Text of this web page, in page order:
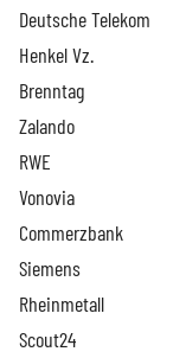
Deutsche Telekom
Henkel Vz.
Brenntag
Zalando
RWE
Vonovia
Commerzbank
Siemens
Rheinmetall
Scout24